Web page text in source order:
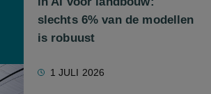
slechts 6% van de modellen
is robuust
1 JULI 2026